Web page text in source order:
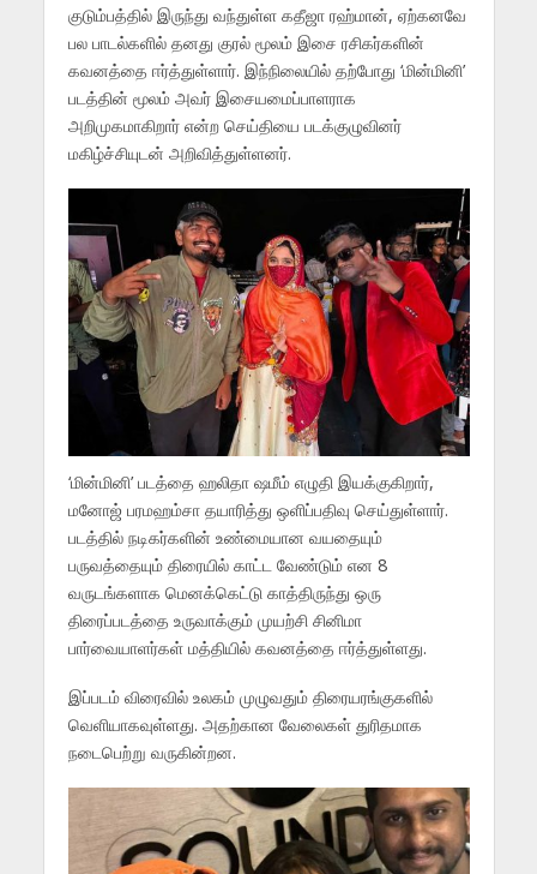
குடும்பத்தில் இருந்து வந்துள்ள கதீஜா ரஹ்மான், ஏற்கனவே
பல பாடல்களில் தனது குரல் மூலம் இசை ரசிகர்களின்
கவனத்தை ஈர்த்துள்ளார். இந்நிலையில் தற்போது ‘மின்மினி’
படத்தின் மூலம் அவர் இசையமைப்பாளராக
அறிமுகமாகிறார் என்ற செய்தியை படக்குழுவினர்
மகிழ்ச்சியுடன் அறிவித்துள்ளனர்.
‘மின்மினி’ படத்தை ஹலிதா ஷமீம் எழுதி இயக்குகிறார்,
மனோஜ் பரமஹம்சா தயாரித்து ஒளிப்பதிவு செய்துள்ளார்.
படத்தில் நடிகர்களின் உண்மையான வயதையும்
பருவத்தையும் திரையில் காட்ட வேண்டும் என 8
வருடங்களாக மெனக்கெட்டு காத்திருந்து ஒரு
திரைப்படத்தை உருவாக்கும் முயற்சி சினிமா
பார்வையாளர்கள் மத்தியில் கவனத்தை ஈர்த்துள்ளது.
இப்படம் விரைவில் உலகம் முழுவதும் திரையரங்குகளில்
வெளியாகவுள்ளது. அதற்கான வேலைகள் துரிதமாக
நடைபெற்று வருகின்றன.